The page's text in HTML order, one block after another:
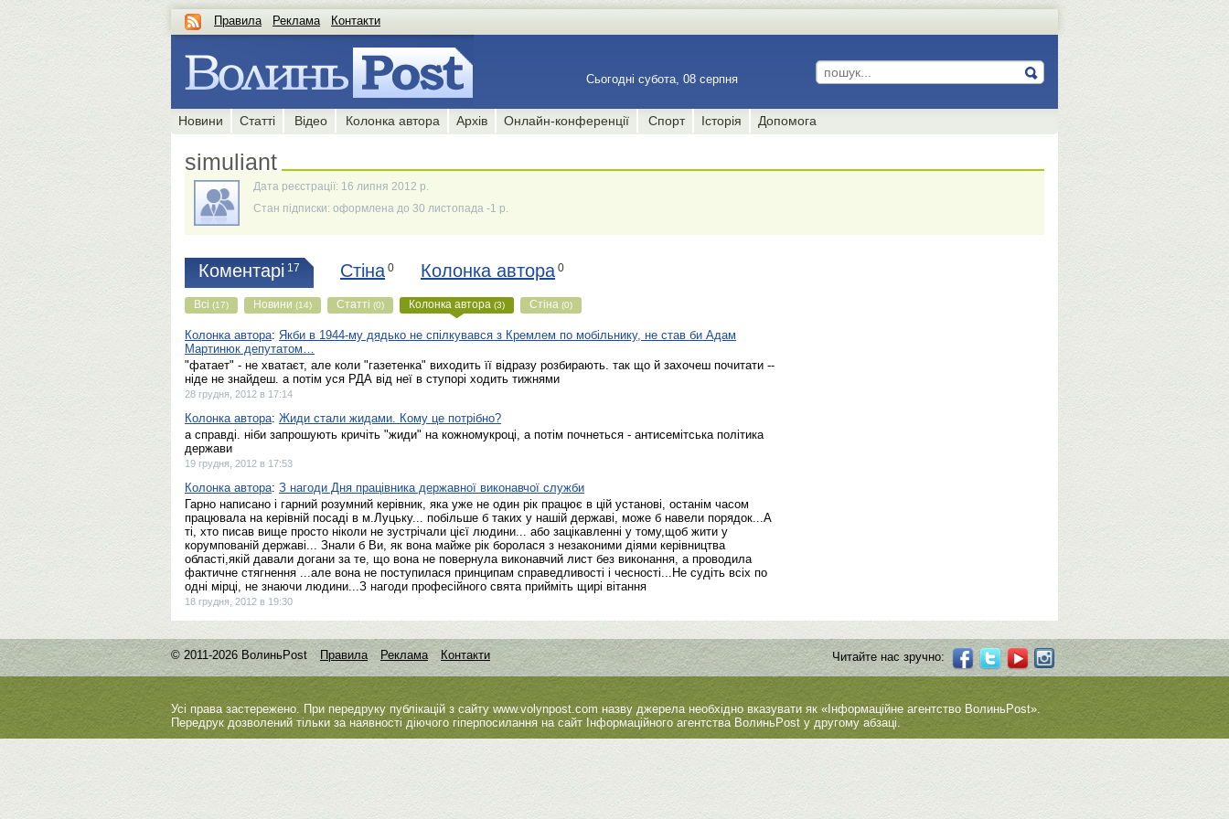
Правила Реклама Контакти
Сьогодні субота, 08 серпня
Новини Статті Відео Колонка автора Архів Онлайн-конференції Спорт Історія Допомога
simuliant
Дата реєстрації: 16 липня 2012 р.
Стан підписки: оформлена до 30 листопада -1 р.
Коментарі 17 Стіна 0 Колонка автора 0
Всі (17) Новини (14) Статті (0) Колонка автора (3) Стіна (0)
Колонка автора: Якби в 1944-му дядько не спілкувався з Кремлем по мобільнику, не став би Адам
Мартинюк депутатом…
"фатает" - не хватаєт, але коли "газетенка" виходить її відразу розбирають. так що й захочеш почитати --
ніде не знайдеш. а потім уся РДА від неї в ступорі ходить тижнями
28 грудня, 2012 в 17:14
Колонка автора: Жиди стали жидами. Кому це потрібно?
а справді. ніби запрошують кричіть "жиди" на кожномукроці, а потім почнеться - антисемітська політика
держави
19 грудня, 2012 в 17:53
Колонка автора: З нагоди Дня працівника державної виконавчої служби
Гарно написано і гарний розумний керівник, яка уже не один рік працює в цій установі, останім часом
працювала на керівній посаді в м.Луцьку... побільше б таких у нашій державі, може б навели порядок...А
ті, хто писав вище просто ніколи не зустрічали цієї людини... або зацікавленні у тому,щоб жити у
корумпованій державі... Знали б Ви, як вона майже рік боролася з незаконими діями керівництва
області,якій давали догани за те, що вона не повернула виконавчий лист без виконання, а проводила
фактичне стягнення ...але вона не поступилася принципам справедливості і чесності...Не судіть всіх по
одні мірці, не знаючи людини...З нагоди професійного свята прийміть щирі вітання
18 грудня, 2012 в 19:30
© 2011-2026 ВолиньPost Правила Реклама Контакти Читайте нас зручно:
Усі права застережено. При передруку публікацій з сайту www.volynpost.com назву джерела необхідно вказувати як «Інформаційне агентство ВолиньPost».
Передрук дозволений тільки за наявності діючого гіперпосилання на сайт Інформаційного агентства ВолиньPost у другому абзаці.